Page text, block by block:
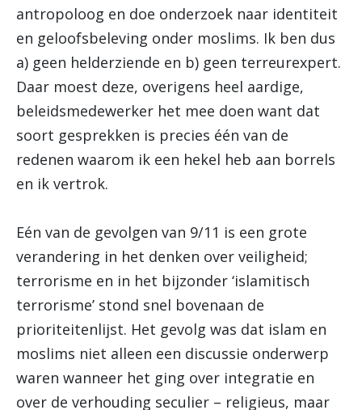
antropoloog en doe onderzoek naar identiteit
en geloofsbeleving onder moslims. Ik ben dus
a) geen helderziende en b) geen terreurexpert.
Daar moest deze, overigens heel aardige,
beleidsmedewerker het mee doen want dat
soort gesprekken is precies één van de
redenen waarom ik een hekel heb aan borrels
en ik vertrok.
Eén van de gevolgen van 9/11 is een grote
verandering in het denken over veiligheid;
terrorisme en in het bijzonder ‘islamitisch
terrorisme’ stond snel bovenaan de
prioriteitenlijst. Het gevolg was dat islam en
moslims niet alleen een discussie onderwerp
waren wanneer het ging over integratie en
over de verhouding seculier – religieus, maar